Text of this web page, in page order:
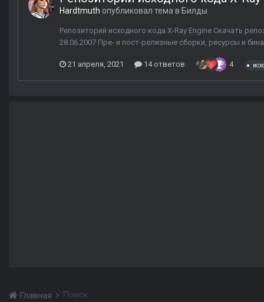
Hardtmuth опубликовал тема в Билды
Репозиторий исходного кода X-Ray Engine Скачать
28.06.2007 Пре- и пост-релизные сборки, ресурсы и
21 апреля, 2021 14 ответов 4
Главная Поиск